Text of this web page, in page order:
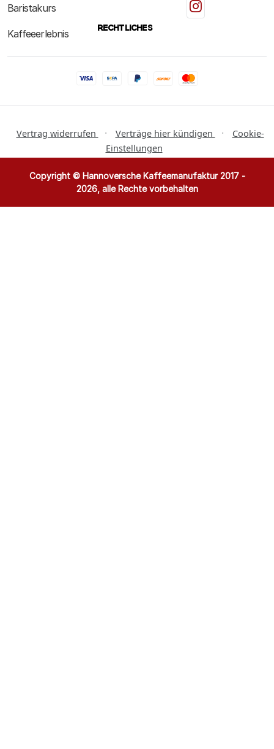
Baristakurs
Kaffeeerlebnis RECHTLICHES
Vertrag widerrufen · Verträge hier kündigen ·
Cookie-
Einstellungen
Copyright © Hannoversche Kaffeemanufaktur 2017 -
2026, alle Rechte vorbehalten